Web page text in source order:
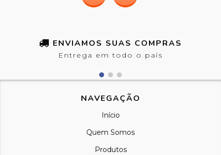
ENVIAMOS SUAS COMPRAS
Entrega em todo o país
NAVEGAÇÃO
Início
Quem Somos
Produtos